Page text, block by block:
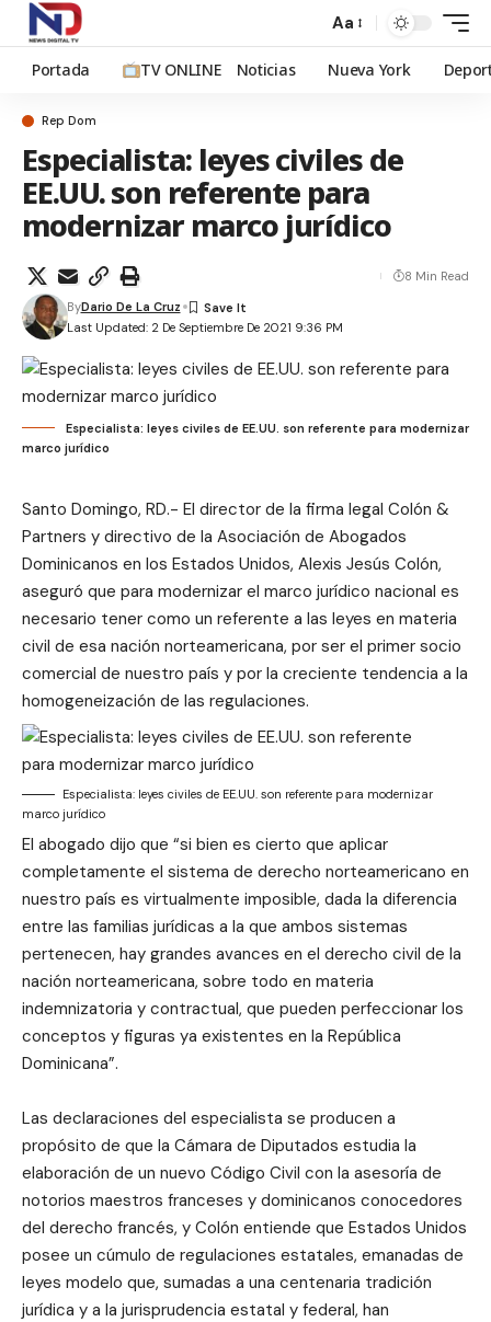
Aa
Portada TV ONLINE Noticias Nueva York
Rep Dom
Especialista: leyes civiles de
EE.UU. son referente para
modernizar marco jurídico
Last Updated: 2 De Septiembre De 2021 9:36 PM
ByDario De La Cruz
8 Min Read
Especialista: leyes civiles de EE.UU. son referente para modernizar
marco jurídico
Santo Domingo, RD.- El director de la firma legal Colón &
Partners y directivo de la Asociación de Abogados
Dominicanos en los Estados Unidos, Alexis Jesús Colón,
aseguró que para modernizar el marco jurídico nacional es
necesario tener como un referente a las leyes en materia
civil de esa nación norteamericana, por ser el primer socio
comercial de nuestro país y por la creciente tendencia a la
homogeneización de las regulaciones.
Especialista: leyes civiles de EE.UU. son referente para modernizar
marco jurídico
El abogado dijo que “si bien es cierto que aplicar
completamente el sistema de derecho norteamericano en
nuestro país es virtualmente imposible, dada la diferencia
entre las familias jurídicas a la que ambos sistemas
pertenecen, hay grandes avances en el derecho civil de la
nación norteamericana, sobre todo en materia
indemnizatoria y contractual, que pueden perfeccionar los
conceptos y figuras ya existentes en la República
Dominicana”.
Las declaraciones del especialista se producen a
propósito de que la Cámara de Diputados estudia la
elaboración de un nuevo Código Civil con la asesoría de
notorios maestros franceses y dominicanos conocedores
del derecho francés, y Colón entiende que Estados Unidos
posee un cúmulo de regulaciones estatales, emanadas de
leyes modelo que, sumadas a una centenaria tradición
jurídica y a la jurisprudencia estatal y federal, han